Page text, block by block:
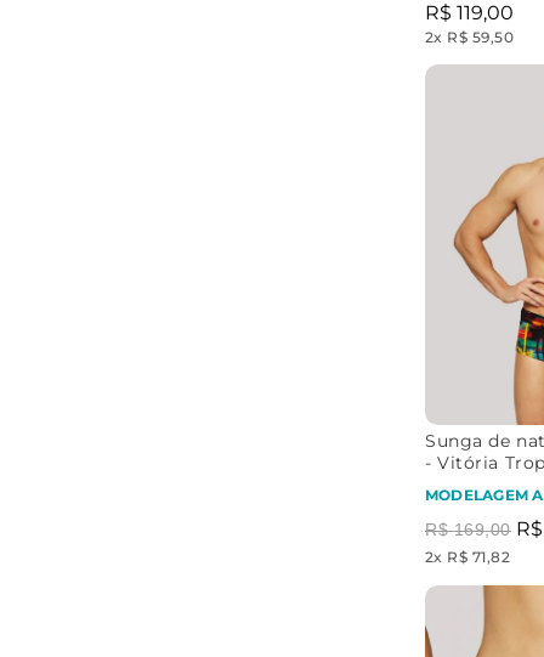
R$ 119,00
2x R$ 59,50
Sunga de
- Vitória
MODELAGEM
R$ 169,00 R$
2x R$ 71,82